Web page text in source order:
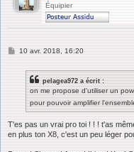
Équipier
M10 avr. 2018, 16:20
pelagea972 a écrit :
on me propose d'utiliser un
pour pouvoir amplifier
T'es pas un vrai pro toi ! ! ! t'as
en plus ton X8, c'est un peu léger